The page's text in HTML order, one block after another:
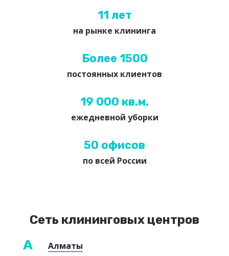
11 лет
на рынке клининга
Более 1500
постоянных клиентов
19 000 кв.м.
ежедневной уборки
50 офисов
по всей России
Сеть клининговых центров
А
Алматы